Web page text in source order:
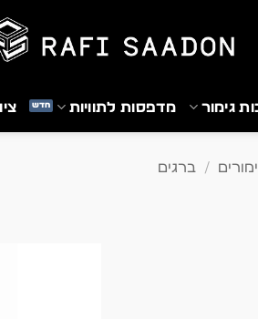
גימור מדפסות לתוויות
/ ברגים